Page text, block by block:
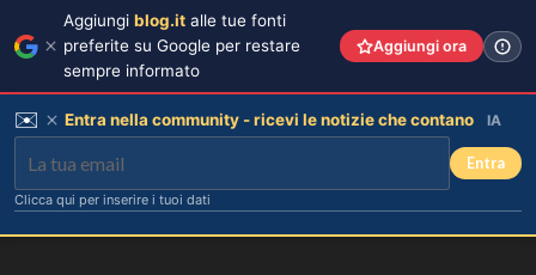
Aggiungi blog.it alle tue fonti
preferite su Google per restare
sempre informato
Aggiungi ora
✉️ Entra nella community - ricevi le notizie che contano IA
Entra
Clicca qui per inserire i tuoi dati